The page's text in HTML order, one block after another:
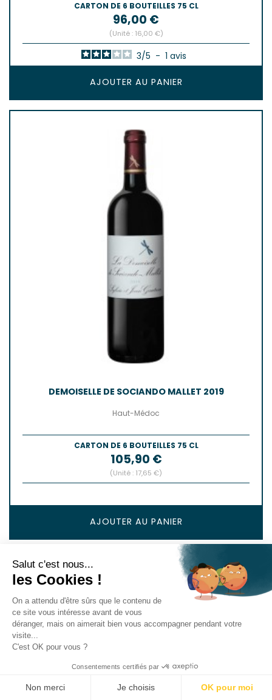
CARTON DE 6 BOUTEILLES 75 CL
Prix
96,00 €
(Unité : 16,00 €)
3/5 - 1 avis
AJOUTER AU PANIER
DEMOISELLE DE SOCIANDO MALLET 2019
Haut-Médoc
CARTON DE 6 BOUTEILLES 75 CL
Prix
105,90 €
(Unité : 17,65 €)
AJOUTER AU PANIER
Salut c'est nous...
les Cookies !
On a attendu d'être sûrs que le contenu de
ce site vous intéresse avant de vous
déranger, mais on aimerait bien vous accompagner pendant votre
visite...
C'est OK pour vous ?
Consentements certifiés par
Non merci Je choisis OK pour moi